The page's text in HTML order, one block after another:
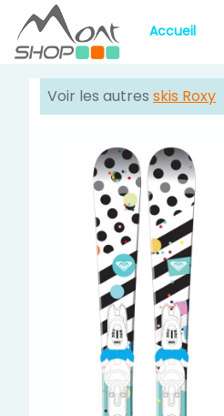
Accueil
Voir les autres skis Roxy